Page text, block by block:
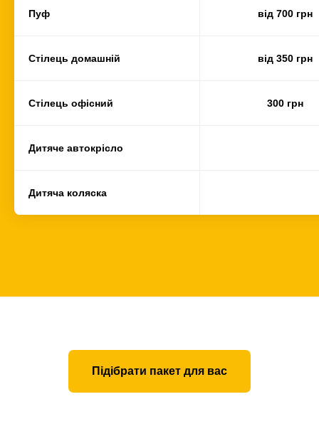
Пуф від 700 грн
Стілець домашній від 350 грн
Стілець офісний 300 грн
Дитяче автокрісло
Дитяча коляска
Підібрати пакет для вас